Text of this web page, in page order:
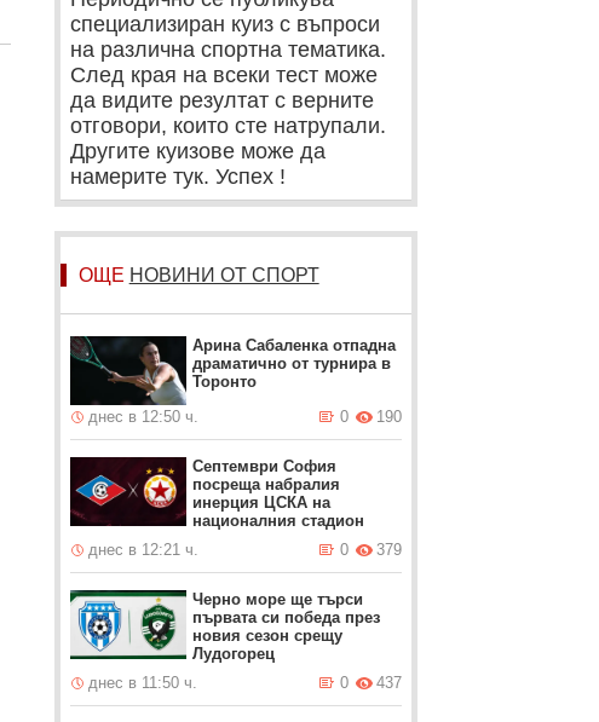
специализиран куиз с въпроси
на различна спортна тематика.
След края на всеки тест може
да видите резултат с верните
отговори, които сте натрупали.
Другите куизове може да
намерите тук. Успех !
ОЩЕ НОВИНИ ОТ СПОРТ
Арина Сабаленка отпадна
драматично от турнира в
Торонто
днес в 12:50 ч.
190
0
Септември София
посреща набралия
инерция ЦСКА на
националния стадион
днес в 12:21 ч.
379
0
Черно море ще търси
първата си победа през
новия сезон срещу
Лудогорец
днес в 11:50 ч.
437
0